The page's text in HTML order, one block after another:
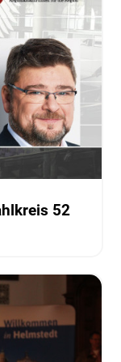
52